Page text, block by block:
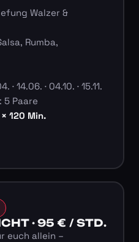
Walzer &
Rumba,
14.06. · 04.10. · 15.11.
Paare
120 Min.
· 95 € / STD.
euch allein –